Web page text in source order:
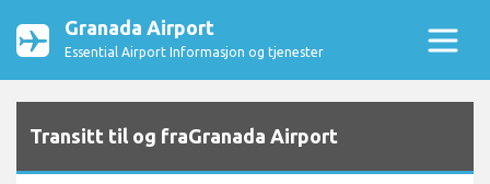
Granada Airport
Essential Airport Informasjon og tjenester
Transitt til og fraGranada Airport